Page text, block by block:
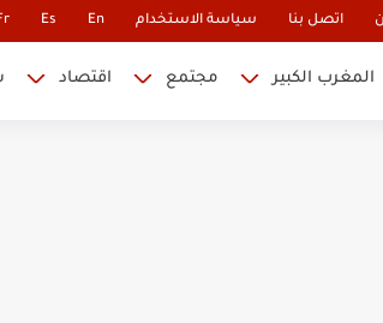
اتصل بنا سياسة الاستخدام En
Es
المغرب الكبير مجتمع اقتصاد